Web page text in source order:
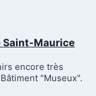
Saint-Maurice
encore très
"Museux".